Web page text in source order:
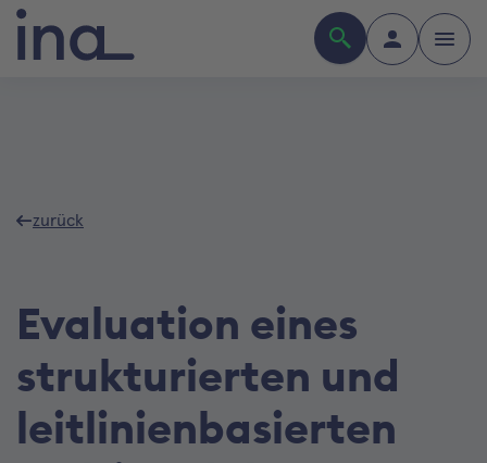
zurück
Evaluation eines
strukturierten und
leitlinienbasierten